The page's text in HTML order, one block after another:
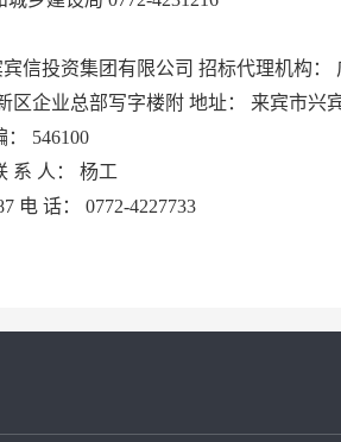
信投资集团有限公司 招标代理机构：
区企业总部写字楼附 地址：
来宾市兴
： 546100
系 人：
杨工
电 话： 0772-4227733